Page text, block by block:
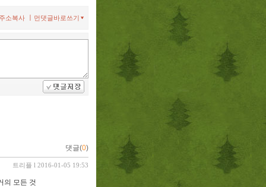
먼댓글바로쓰기
소복사
댓글(0)
트리플 l 2016-01-05 19:53
의 모든 것